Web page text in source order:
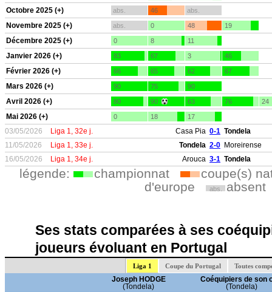
Octobre 2025 (+) abs. 46 abs.
Novembre 2025 (+) abs. 0 48 19
Décembre 2025 (+) 0 8 11
Janvier 2026 (+) 83 67 3 46
Février 2026 (+) 66 65 62 67
Mars 2026 (+) 90 75 90
Avril 2026 (+) 80 90 63 76 24
Mai 2026 (+) 0 18 17
03/05/2026 Liga 1, 32e j. Casa Pia 0-1 Tondela
11/05/2026
Liga 1, 33e j. Tondela 2-0 Moreirense
16/05/2026
Liga 1, 34e j. Arouca 3-1 Tondela
légende: championnat
coupe(s)
d'europe
abs. absent
Ses stats comparées à ses
joueurs évoluant en Portugal
Liga 1 Coupe du Portugal Toutes
Joseph HODGE
(Tondela)
Coéquipiers de son
(Tondela)